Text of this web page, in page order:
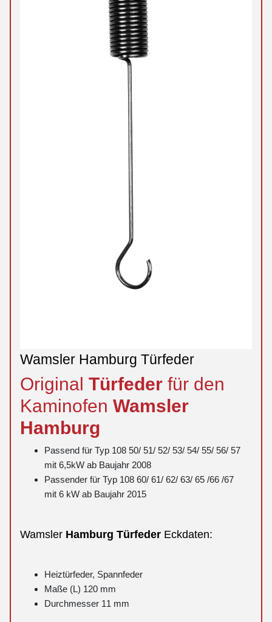
Wamsler Hamburg Türfeder
Original Türfeder für den
Kaminofen Wamsler
Hamburg
Passend für Typ 108 50/ 51/ 52/ 53/ 54/ 55/ 56/ 57
mit 6,5kW ab Baujahr 2008
Passender für Typ 108 60/ 61/ 62/ 63/ 65 /66 /67
mit 6 kW ab Baujahr 2015
Wamsler Hamburg Türfeder Eckdaten:
Heiztürfeder, Spannfeder
Maße (L) 120 mm
Durchmesser 11 mm